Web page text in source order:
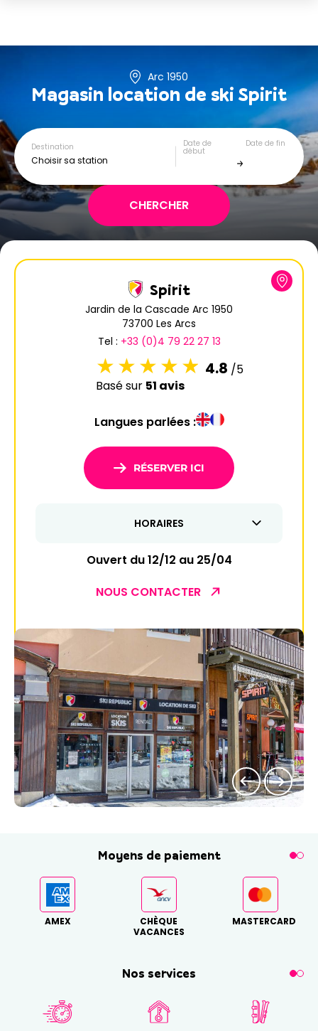
Arc 1950
Magasin location de ski Spirit
Destination
Choisir sa station
Date de
début
Date de fin
Spirit
Jardin de la Cascade Arc 1950
73700 Les Arcs
Tel : +33 (0)4 79 22 27 13
4.8 /5
Basé sur 51 avis
Langues parlées :
RÉSERVER ICI
HORAIRES
Ouvert du 12/12 au 25/04
NOUS CONTACTER
Moyens de paiement
AMEX
CHÈQUE
VACANCES
MASTERCARD
Nos services